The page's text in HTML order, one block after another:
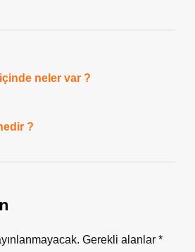
neler var ?
?
Gerekli alanlar *